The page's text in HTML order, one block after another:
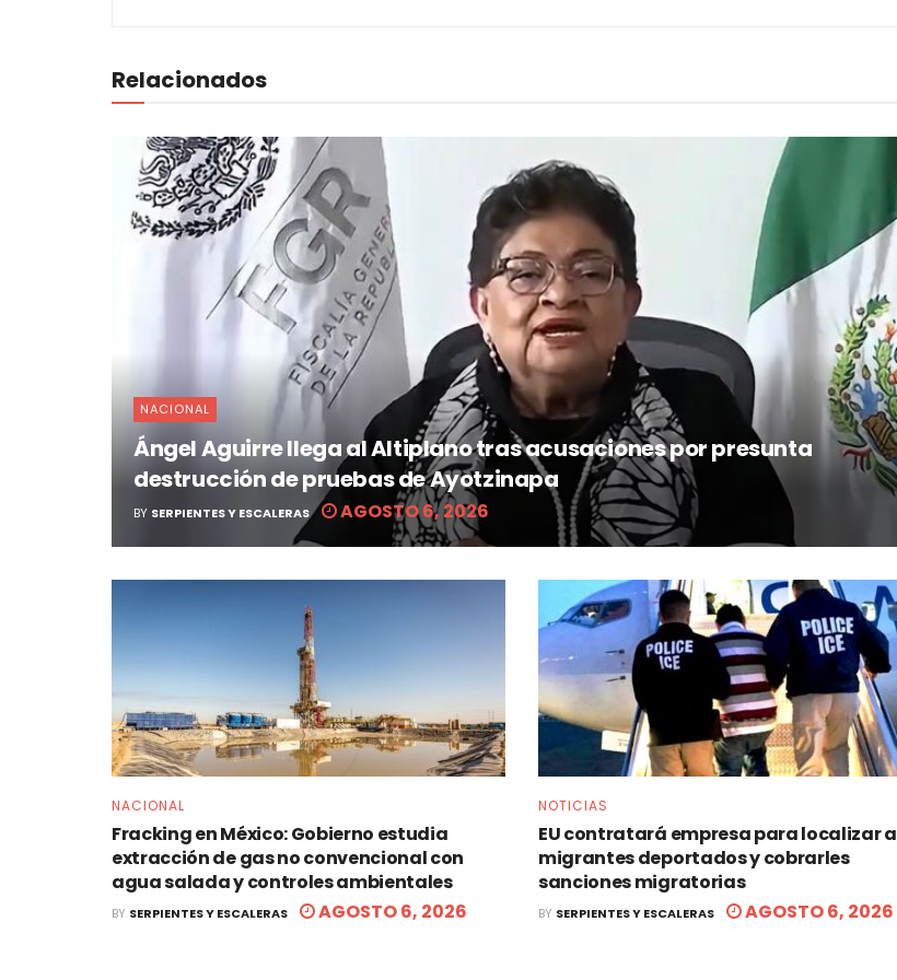
Relacionados
NACIONAL
Ángel Aguirre llega al Altiplano tras acusaciones por presunta
destrucción de pruebas de Ayotzinapa
BY SERPIENTES Y ESCALERAS AGOSTO 6, 2026
NACIONAL
Fracking en México: Gobierno estudia
extracción de gas no convencional con
agua salada y controles ambientales
BY SERPIENTES Y ESCALERAS AGOSTO 6, 2026
NOTICIAS
EU contratará empresa para localizar a
migrantes deportados y cobrarles
sanciones migratorias
BY SERPIENTES Y ESCALERAS AGOSTO 6, 2026